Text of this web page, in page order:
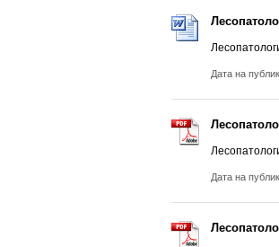
Дата на
Дата на